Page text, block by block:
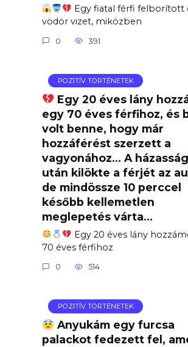
Egy fiatal férfi felborított
vödör vizet, miközben
0 391
POZITÍV TÖRTÉNETEK
Egy 20 éves lány
egy 70 éves férfihoz, és
volt benne, hogy már
hozzáférést szerzett a
vagyonához… A
után kilökte a férjét az
de mindössze 10 perccel
később kellemetlen
meglepetés várta…
Egy 20 éves lány
70 éves férfihoz
0 514
POZITÍV TÖRTÉNETEK
Anyukám egy furcsa
palackot fedezett fel,